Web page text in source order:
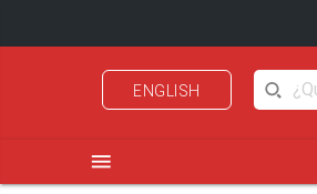
ENGLISH
menu